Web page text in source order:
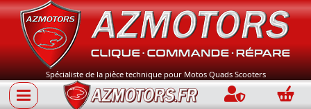
Spécialiste de la pièce technique pour Motos Quads Scooters
Connection